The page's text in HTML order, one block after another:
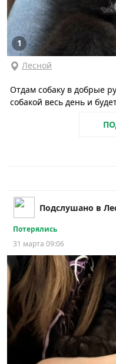
1
Лесной
Отдам собаку в добрые
собакой весь день и
Подслушано в
Потерялись
31 марта 09:06